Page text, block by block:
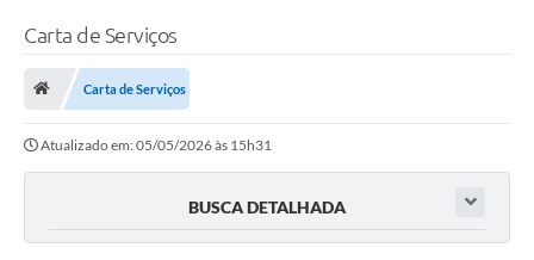
Carta de Serviços
Carta de Serviços
Atualizado em: 05/05/2026 às 15h31
BUSCA DETALHADA